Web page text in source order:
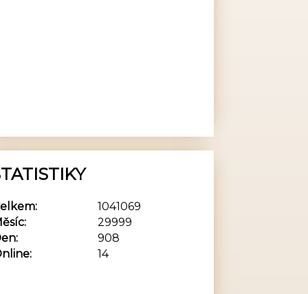
14
1041069
29999
908